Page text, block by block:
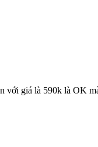
với giá là 590k là OK